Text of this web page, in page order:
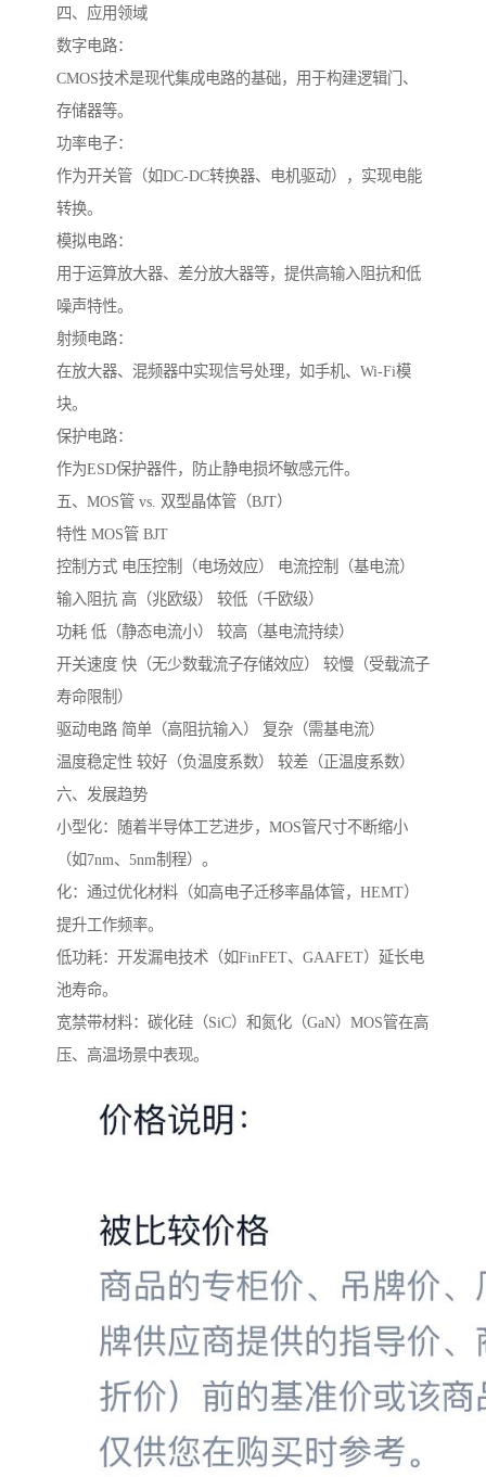
四、应用领域
数字电路：
CMOS技术是现代集成电路的基础，用于构建逻辑门、
存储器等。
功率电子：
作为开关管（如DC-DC转换器、电机驱动），实现电能
转换。
模拟电路：
用于运算放大器、差分放大器等，提供高输入阻抗和低
噪声特性。
射频电路：
在放大器、混频器中实现信号处理，如手机、Wi-Fi模
块。
保护电路：
作为ESD保护器件，防止静电损坏敏感元件。
五、MOS管 vs. 双型晶体管（BJT）
特性 MOS管 BJT
控制方式 电压控制（电场效应） 电流控制（基电流）
输入阻抗 高（兆欧级） 较低（千欧级）
功耗 低（静态电流小） 较高（基电流持续）
开关速度 快（无少数载流子存储效应） 较慢（受载流子
寿命限制）
驱动电路 简单（高阻抗输入） 复杂（需基电流）
温度稳定性 较好（负温度系数） 较差（正温度系数）
六、发展趋势
小型化：随着半导体工艺进步，MOS管尺寸不断缩小
（如7nm、5nm制程）。
化：通过优化材料（如高电子迁移率晶体管，HEMT）
提升工作频率。
低功耗：开发漏电技术（如FinFET、GAAFET）延长电
池寿命。
宽禁带材料：碳化硅（SiC）和氮化（GaN）MOS管在高
压、高温场景中表现。